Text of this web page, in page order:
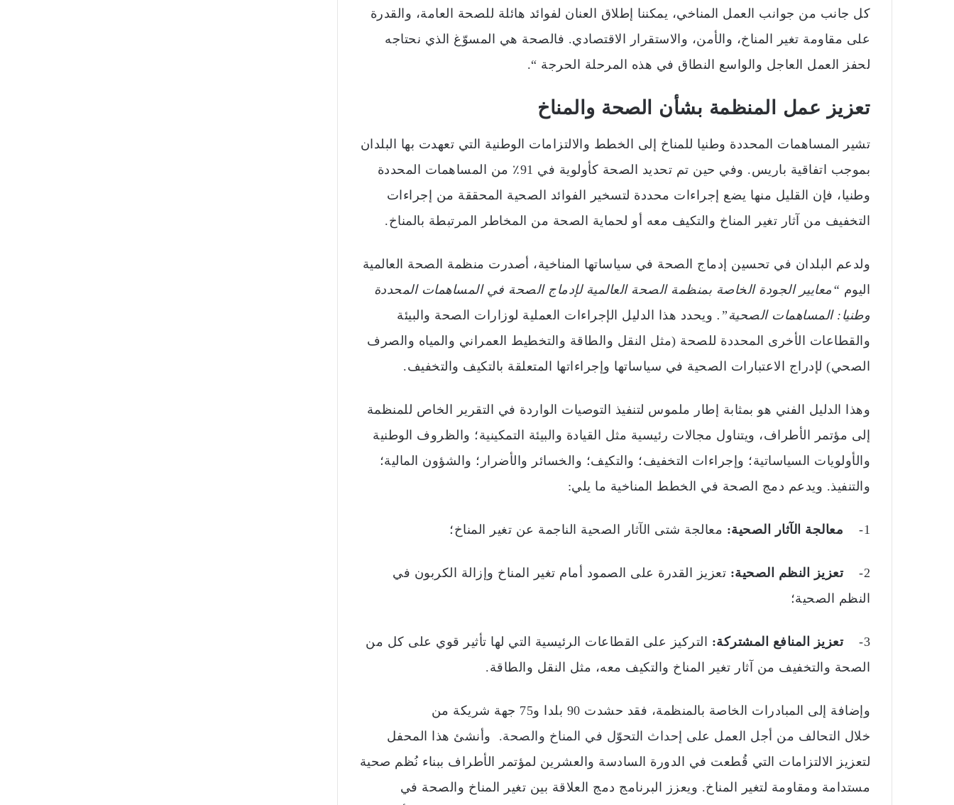
كل جانب من جوانب العمل المناخي، يمكننا إطلاق العنان لفوائد هائلة للصحة العامة، والقدرة
على مقاومة تغير المناخ، والأمن، والاستقرار الاقتصادي. فالصحة هي المسوّغ الذي نحتاجه
لحفز العمل العاجل والواسع النطاق في هذه المرحلة الحرجة “.
تعزيز عمل المنظمة بشأن الصحة والمناخ
تشير المساهمات المحددة وطنيا للمناخ إلى الخطط والالتزامات الوطنية التي تعهدت بها البلدان
بموجب اتفاقية باريس. وفي حين تم تحديد الصحة كأولوية في 91٪ من المساهمات المحددة
وطنيا، فإن القليل منها يضع إجراءات محددة لتسخير الفوائد الصحية المحققة من إجراءات
التخفيف من آثار تغير المناخ والتكيف معه أو لحماية الصحة من المخاطر المرتبطة بالمناخ.
ولدعم البلدان في تحسين إدماج الصحة في سياساتها المناخية، أصدرت منظمة الصحة العالمية
اليوم “معايير الجودة الخاصة بمنظمة الصحة العالمية لإدماج الصحة في المساهمات المحددة
وطنيا: المساهمات الصحية”. ويحدد هذا الدليل الإجراءات العملية لوزارات الصحة والبيئة
والقطاعات الأخرى المحددة للصحة (مثل النقل والطاقة والتخطيط العمراني والمياه والصرف
الصحي) لإدراج الاعتبارات الصحية في سياساتها وإجراءاتها المتعلقة بالتكيف والتخفيف.
وهذا الدليل الفني هو بمثابة إطار ملموس لتنفيذ التوصيات الواردة في التقرير الخاص للمنظمة
إلى مؤتمر الأطراف، ويتناول مجالات رئيسية مثل القيادة والبيئة التمكينية؛ والظروف الوطنية
والأولويات السياساتية؛ وإجراءات التخفيف؛ والتكيف؛ والخسائر والأضرار؛ والشؤون المالية؛
والتنفيذ. ويدعم دمج الصحة في الخطط المناخية ما يلي:
1- معالجة الآثار الصحية: معالجة شتى الآثار الصحية الناجمة عن تغير المناخ؛
2- تعزيز النظم الصحية: تعزيز القدرة على الصمود أمام تغير المناخ وإزالة الكربون في
النظم الصحية؛
3- تعزيز المنافع المشتركة: التركيز على القطاعات الرئيسية التي لها تأثير قوي على كل من
الصحة والتخفيف من آثار تغير المناخ والتكيف معه، مثل النقل والطاقة.
وإضافة إلى المبادرات الخاصة بالمنظمة، فقد حشدت 90 بلدا و75 جهة شريكة من
خلال التحالف من أجل العمل على إحداث التحوّل في المناخ والصحة. وأنشئ هذا المحفل
لتعزيز الالتزامات التي قُطعت في الدورة السادسة والعشرين لمؤتمر الأطراف ببناء نُظم صحية
مستدامة ومقاومة لتغير المناخ. ويعزز البرنامج دمج العلاقة بين تغير المناخ والصحة في